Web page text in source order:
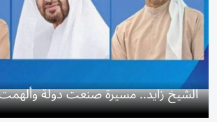
الشيخ زايد.. مسيرة صنعت دولة